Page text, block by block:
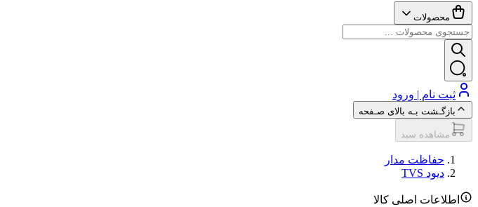
محصولات
ثبت نام | ورود
بازگـشت بـه بالای صـفحه
مشاهده سبد
حفاظت مدار
دیود TVS
اطلاعات اصلی کالا